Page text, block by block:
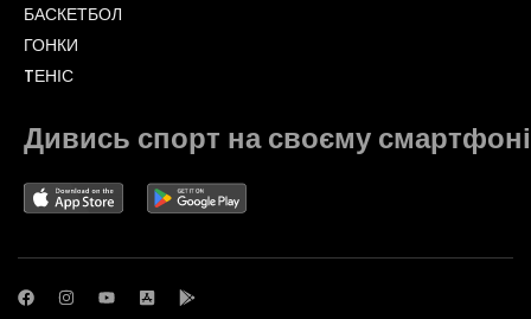
БАСКЕТБОЛ
ГОНКИ
TЕНІС
Дивись спорт на своєму смартфоні